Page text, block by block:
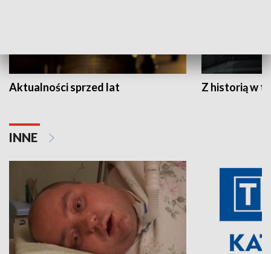
Aktualności sprzed lat Z historią w
INNE